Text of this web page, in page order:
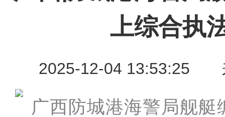
上综合执
2025-12-04 13:53:25